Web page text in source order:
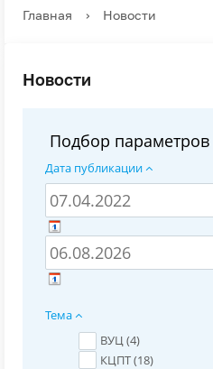
Главная › Новости
Новости
Подбор параметров
Дата публикации
Тема
ВУЦ (4)
КЦПТ (18)